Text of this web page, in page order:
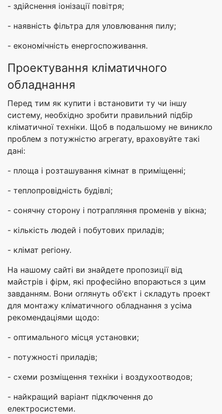
- здійснення іонізації повітря;
- наявність фільтра для уловлювання пилу;
- економічність енергоспоживання.
Проектування кліматичного
обладнання
Перед тим як купити і встановити ту чи іншу
систему, необхідно зробити правильний підбір
кліматичної техніки. Щоб в подальшому не виникло
проблем з потужністю агрегату, враховуйте такі
дані:
- площа і розташування кімнат в приміщенні;
- теплопровідність будівлі;
- сонячну сторону і потрапляння променів у вікна;
- кількість людей і побутових приладів;
- клімат регіону.
На нашому сайті ви знайдете пропозиції від
майстрів і фірм, які професійно впораються з цим
завданням. Вони оглянуть об'єкт і складуть проект
для монтажу кліматичного обладнання з усіма
рекомендаціями щодо:
- оптимального місця установки;
- потужності приладів;
- схеми розміщення техніки і воздухоотводов;
- найкращий варіант підключення до
електросистеми.